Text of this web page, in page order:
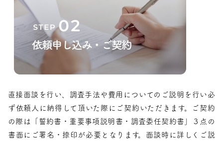
直接面談を行い、調査手法や費用についてのご説明を行い必
ず依頼人に納得して頂いた際にご契約いただきます。ご契約
の際は「誓約書・重要事項説明書・調査委任契約書」３点の
書面にご署名・捺印が必要となります。面談時に詳しくご説